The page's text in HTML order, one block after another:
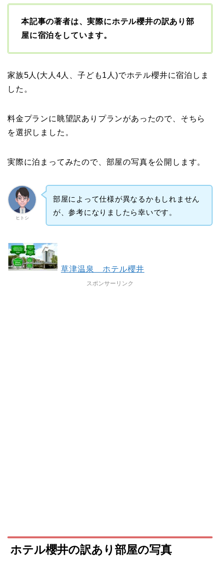
本記事の著者は、実際にホテル櫻井の訳あり部
屋に宿泊をしています。
家族5人(大人4人、子ども1人)でホテル櫻井に宿泊しま
した。
料金プランに眺望訳ありプランがあったので、そちら
を選択しました。
実際に泊まってみたので、部屋の写真を公開します。
ヒトシ
部屋によって仕様が異なるかもしれません
が、参考になりましたら幸いです。
草津温泉 ホテル櫻井
スポンサーリンク
ホテル櫻井の訳あり部屋の写真